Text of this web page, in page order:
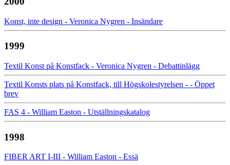
Konst, inte design - Veronica Nygren - Insändare
1999
Textil Konst på Konstfack - Veronica Nygren - Debattinlägg
Textil Konsts plats på Konstfack, till Högskolestyrelsen - - Öppet
brev
FAS 4 - William Easton - Utställningskatalog
1998
FIBER ART I-III - William Easton - Essä